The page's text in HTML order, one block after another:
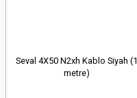
Seval 4X50 N2xh Kablo Siyah (1
metre)